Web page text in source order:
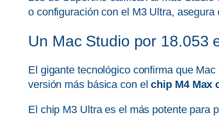
o configuración con el M3 Ultra,
Un Mac Studio por 18.053
El gigante tecnológico confirma que
versión más básica con elchip M4 Max
El chip M3 Ultra es el más potente para